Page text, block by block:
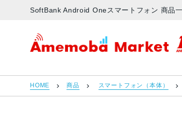
SoftBank Android Oneスマートフォン 商品
アメモバマーケット
HOME 商品 スマートフォン（本体）